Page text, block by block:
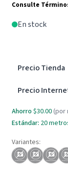
Consulte
En stock
Precio Tienda
Precio
Ahorro $30.00 (por
Estándar: 20
Variantes: